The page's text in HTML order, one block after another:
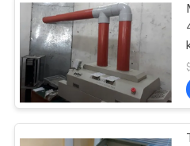
CHUYẾN
THAM
QUAN
NHÀ
MÁY
Máy in